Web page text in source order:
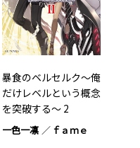
暴食のベルセルク～俺
だけレベルという概念
を突破する～ 2
一色一凛 ｆａｍｅ